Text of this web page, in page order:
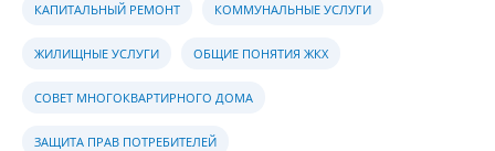
КАПИТАЛЬНЫЙ РЕМОНТ КОММУНАЛЬНЫЕ УСЛУГИ
ЖИЛИЩНЫЕ УСЛУГИ ОБЩИЕ ПОНЯТИЯ ЖКХ
СОВЕТ МНОГОКВАРТИРНОГО ДОМА
ЗАЩИТА ПРАВ ПОТРЕБИТЕЛЕЙ